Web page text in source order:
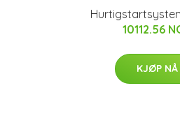
10112.56
KJØP NÅ